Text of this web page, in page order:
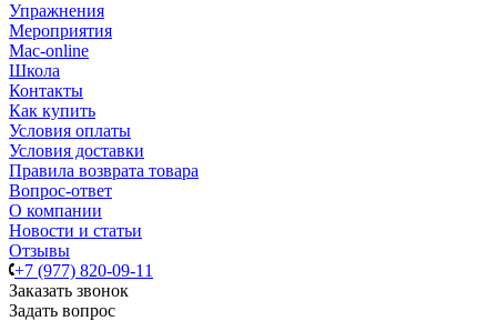
Упражнения
Мероприятия
Mac-online
Школа
Контакты
Как купить
Условия оплаты
Условия доставки
Правила возврата товара
Вопрос-ответ
О компании
Новости и статьи
Отзывы
+7 (977) 820-09-11
Заказать звонок
Задать вопрос